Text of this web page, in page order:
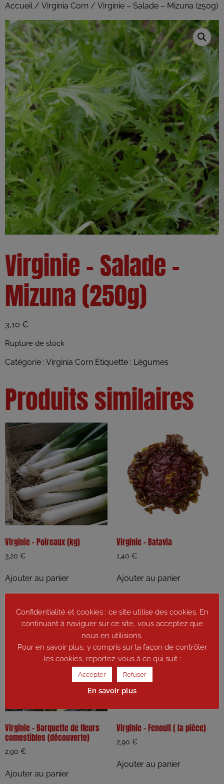
Accueil/ Virginia Corn / Virginie – Salade – Mizuna (250g)
Virginie – Salade –
Mizuna (250g)
3,10 €
Rupture de stock
Catégorie : Virginia Corn Étiquette : Légumes
Produits similaires
Virginie – Poireaux (kg)
3,20 €
Ajouter au panier
Virginie – Batavia
1,40 €
Ajouter au panier
Virginie – Barquette de fleurs
comestibles (découverte)
2,90 €
Ajouter au panier
Virginie – Fenouil ( la pièce)
2,90 €
Ajouter au panier
Confidentialité et cookies : ce site utilise des cookies. En
continuant à naviguer sur ce site, vous acceptez que
nous en utilisions.
Pour en savoir plus, y compris sur la façon de contrôler
les cookies, reportez-vous à ce qui suit :
Accepter Refuser
En savoir plus